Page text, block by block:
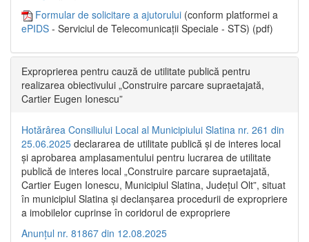
Formular de solicitare a ajutorului (conform platformei a
ePIDS - Serviciul de Telecomunicații Speciale - STS) (pdf)
Exproprierea pentru cauză de utilitate publică pentru
realizarea obiectivului „Construire parcare supraetajată,
Cartier Eugen Ionescu”
Hotărârea Consiliului Local al Municipiului Slatina nr. 261 din
25.06.2025 declararea de utilitate publică și de interes local
și aprobarea amplasamentului pentru lucrarea de utilitate
publică de interes local „Construire parcare supraetajată,
Cartier Eugen Ionescu, Municipiul Slatina, Județul Olt”, situat
în municipiul Slatina și declanșarea procedurii de expropriere
a imobilelor cuprinse în coridorul de expropriere
Anunțul nr. 81867 din 12.08.2025